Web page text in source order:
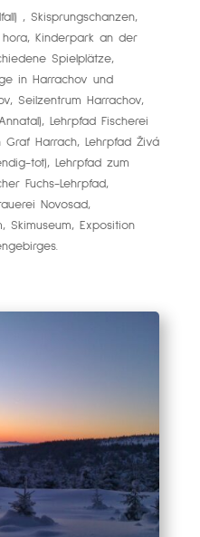
, Skisprungschanzen,
Kinderpark an der
Spielplätze,
in Harrachov und
Seilzentrum Harrachov,
Lehrpfad Fischerei
Graf Harrach, Lehrpfad Živá
tot), Lehrpfad zum
Fuchs-Lehrpfad,
Novosad,
Skimuseum, Exposition